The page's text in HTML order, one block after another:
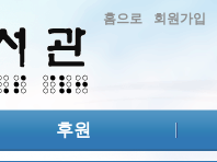
홈으로 회원가입
후원